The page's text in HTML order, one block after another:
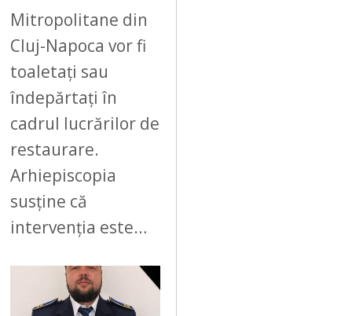
Mitropolitane din
Cluj-Napoca vor fi
toaletați sau
îndepărtați în
cadrul lucrărilor de
restaurare.
Arhiepiscopia
susține că
intervenția este…